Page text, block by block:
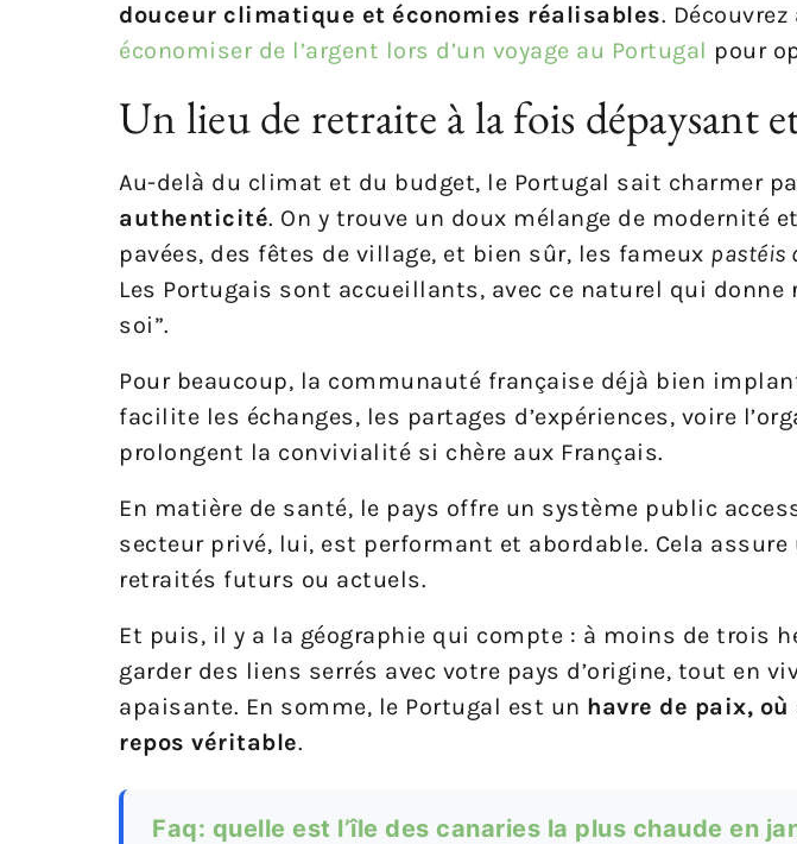
douceur climatique et économies réalisables.
économiser de l’argent lors d’un voyage au Portugal pour
Un lieu de retraite à la fois dépaysant
Au-delà du climat et du budget, le Portugal sait charmer
authenticité. On y trouve un doux mélange de modernité
pavées, des fêtes de village, et bien sûr, les fameux pastéis
Les Portugais sont accueillants, avec ce naturel qui donne
soi”.
Pour beaucoup, la communauté française déjà bien
facilite les échanges, les partages d’expériences, voire
prolongent la convivialité si chère aux Français.
En matière de santé, le pays offre un système public
secteur privé, lui, est performant et abordable. Cela
retraités futurs ou actuels.
Et puis, il y a la géographie qui compte : à moins de trois
garder des liens serrés avec votre pays d’origine, tout en
apaisante. En somme, le Portugal est un havre de paix,
repos véritable.
Faq: quelle est l’île des canaries la plus chaude en